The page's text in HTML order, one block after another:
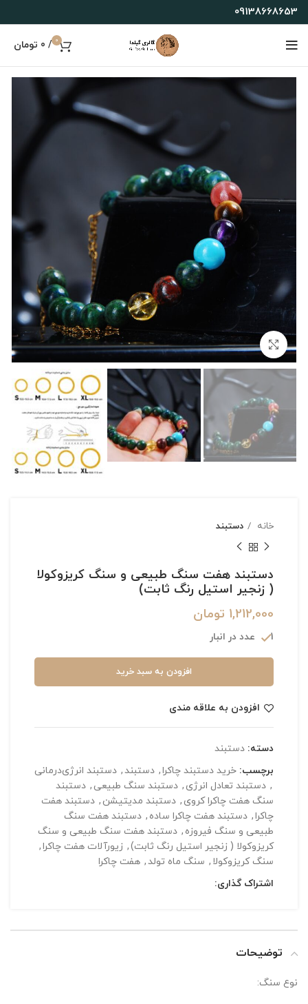
09138668653
0
/
0 تومان
بزرگنمایی تصویر
خانه دستبند
دستبند هفت سنگ طبیعی و سنگ کریزوکولا
( زنجیر استیل رنگ ثابت)
1,212,000 تومان
1 عدد در انبار
افزودن به سبد خرید
افزودن به علاقه مندی
دسته: دستبند
برچسب: خرید دستبند چاکرا, دستبند, دستبند انرژی‌درمانی
, دستبند تعادل انرژی , دستبند سنگ طبیعی , دستبند
سنگ هفت چاکرا کروی , دستبند مدیتیشن , دستبند هفت
چاکرا, دستبند هفت چاکرا ساده , دستبند هفت سنگ
طبیعی و سنگ فیروزه , دستبند هفت سنگ طبیعی و سنگ
کریزوکولا ( زنجیر استیل رنگ ثابت), زیورآلات هفت چاکرا,
سنگ کریزوکولا , سنگ ماه تولد, هفت چاکرا
اشتراک گذاری:
توضیحات
نوع سنگ: